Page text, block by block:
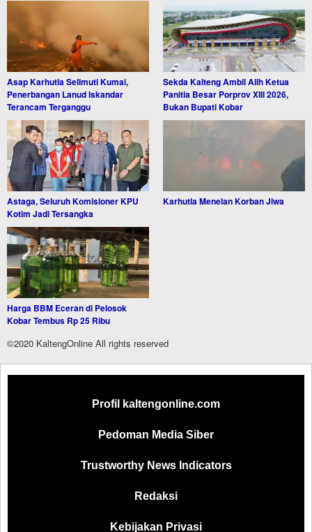
Asap Karhutla Selimuti Kumai,
Penerbangan Lanud Iskandar
Terancam Terganggu
Sekda Kalteng Ambil Alih Ketua
Panitia Besar Porprov XIII 2026,
Bukan Bupati Kobar
Astaga, Seluruh Komisioner KPU
Kotim Jadi Tersangka
Karhutla Menelan Korban Jiwa
Harga BBM Eceran di Pelosok
Kobar Tembus Rp 25 Ribu
©2020 KaltengOnline All rights reserved
Profil kaltengonline.com
Pedoman Media Siber
Trustworthy News Indicators
Redaksi
Kebijakan Privasi